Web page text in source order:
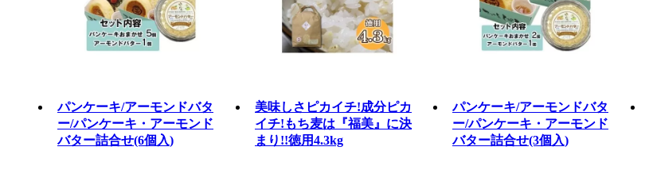
パンケーキ/アーモンドバタ
ー/パンケーキ・アーモンド
バター詰合せ(6個入)
美味しさピカイチ!成分ピカ
イチ!もち麦は『福美』に決
まり!!徳用4.3kg
パンケーキ/アーモンドバタ
ー/パンケーキ・アーモンド
バター詰合せ(3個入)